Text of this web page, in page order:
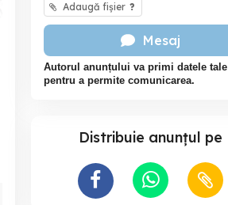
Adaugă fișier ?
Mesaj
Autorul anunțului va primi datele tale
pentru a permite comunicarea.
Distribuie anunțul pe